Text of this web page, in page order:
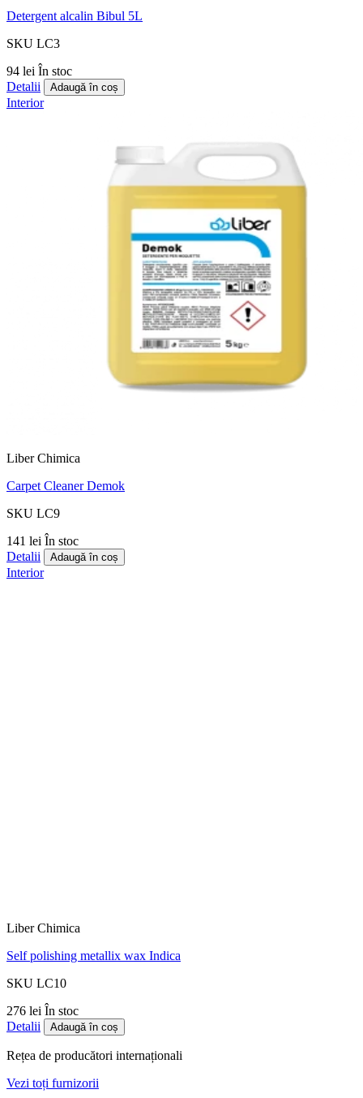
Detergent alcalin Bibul 5L
SKU LC3
94 lei În stoc
Detalii
Adaugă în coș
Interior
Liber Chimica
Carpet Cleaner Demok
SKU LC9
141 lei În stoc
Detalii
Adaugă în coș
Interior
Liber Chimica
Self polishing metallix wax Indica
SKU LC10
276 lei În stoc
Detalii
Adaugă în coș
Rețea de producători internaționali
Vezi toți furnizorii